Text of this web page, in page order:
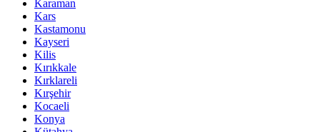
Karaman
Kars
Kastamonu
Kayseri
Kilis
Kırıkkale
Kırklareli
Kırşehir
Kocaeli
Konya